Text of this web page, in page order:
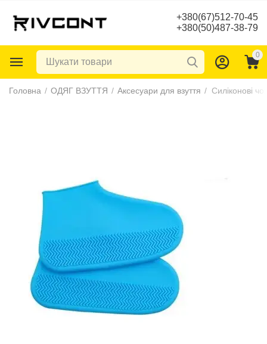
+380(67)512-70-45
+380(50)487-38-79
0
Головна / ОДЯГ ВЗУТТЯ / Аксесуари для взуття /